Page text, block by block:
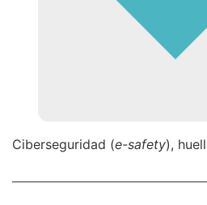
Ciberseguridad (e-safety),